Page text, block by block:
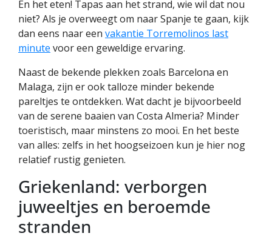
En het eten! Tapas aan het strand, wie wil dat nou
niet? Als je overweegt om naar Spanje te gaan, kijk
dan eens naar een vakantie Torremolinos last
minute voor een geweldige ervaring.
Naast de bekende plekken zoals Barcelona en
Malaga, zijn er ook talloze minder bekende
pareltjes te ontdekken. Wat dacht je bijvoorbeeld
van de serene baaien van Costa Almeria? Minder
toeristisch, maar minstens zo mooi. En het beste
van alles: zelfs in het hoogseizoen kun je hier nog
relatief rustig genieten.
Griekenland: verborgen
juweeltjes en beroemde
stranden